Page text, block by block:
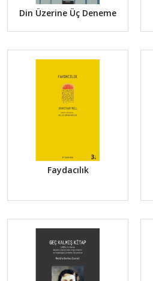
Din Üzerine Üç Deneme
Faydacılık